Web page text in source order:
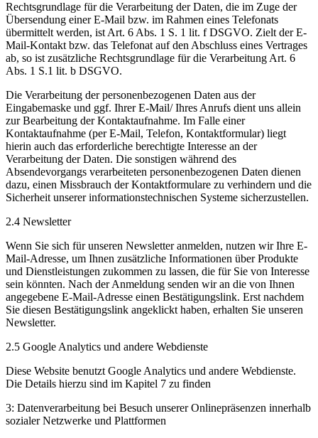
Rechtsgrundlage für die Verarbeitung der Daten, die im Zuge der
Übersendung einer E-Mail bzw. im Rahmen eines Telefonats
übermittelt werden, ist Art. 6 Abs. 1 S. 1 lit. f DSGVO. Zielt der E-
Mail-Kontakt bzw. das Telefonat auf den Abschluss eines Vertrages
ab, so ist zusätzliche Rechtsgrundlage für die Verarbeitung Art. 6
Abs. 1 S.1 lit. b DSGVO.
Die Verarbeitung der personenbezogenen Daten aus der
Eingabemaske und ggf. Ihrer E-Mail/ Ihres Anrufs dient uns allein
zur Bearbeitung der Kontaktaufnahme. Im Falle einer
Kontaktaufnahme (per E-Mail, Telefon, Kontaktformular) liegt
hierin auch das erforderliche berechtigte Interesse an der
Verarbeitung der Daten. Die sonstigen während des
Absendevorgangs verarbeiteten personenbezogenen Daten dienen
dazu, einen Missbrauch der Kontaktformulare zu verhindern und die
Sicherheit unserer informationstechnischen Systeme sicherzustellen.
2.4 Newsletter
Wenn Sie sich für unseren Newsletter anmelden, nutzen wir Ihre E-
Mail-Adresse, um Ihnen zusätzliche Informationen über Produkte
und Dienstleistungen zukommen zu lassen, die für Sie von Interesse
sein könnten. Nach der Anmeldung senden wir an die von Ihnen
angegebene E-Mail-Adresse einen Bestätigungslink. Erst nachdem
Sie diesen Bestätigungslink angeklickt haben, erhalten Sie unseren
Newsletter.
2.5 Google Analytics und andere Webdienste
Diese Website benutzt Google Analytics und andere Webdienste.
Die Details hierzu sind im Kapitel 7 zu finden
3: Datenverarbeitung bei Besuch unserer Onlinepräsenzen innerhalb
sozialer Netzwerke und Plattformen